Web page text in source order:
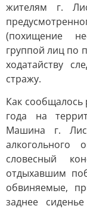
жителям г.
(похищение
группой лиц по
ходатайству
стражу.
Как сообщалось
года на
Машина г.
алкогольного
словесный
отдыхавшим
обвиняемые,
заднее